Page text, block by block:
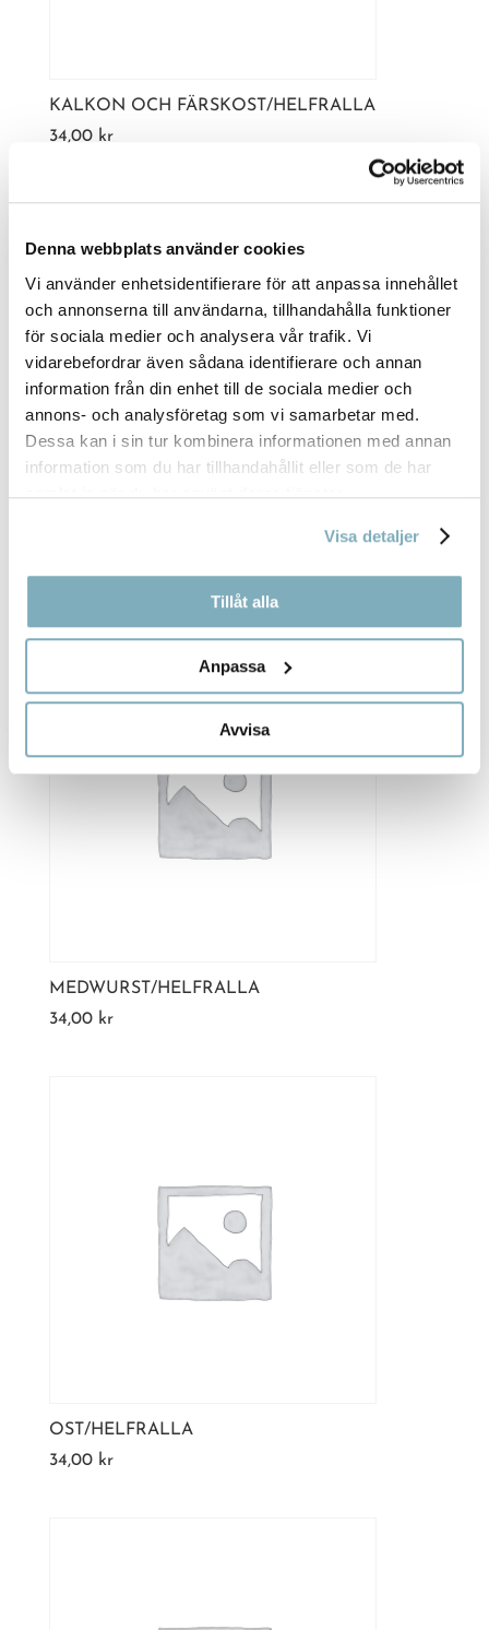
Denna webbplats använder cookies
Vi använder enhetsidentifierare för att anpassa innehållet
och annonserna till användarna, tillhandahålla funktioner
för sociala medier och analysera vår trafik. Vi
vidarebefordrar även sådana identifierare och annan
information från din enhet till de sociala medier och
annons- och analysföretag som vi samarbetar med.
Dessa kan i sin tur kombinera informationen med annan
information som du har tillhandahållit eller som de har
samlat in när du har använt deras tjänster.
Visa detaljer
Tillåt alla
Anpassa
Avvisa
KALKON OCH FÄRSKOST/HELFRALLA
34,00 kr
34,00kr
MEDWURST/HELFRALLA
34,00 kr
OST/HELFRALLA
34,00 kr